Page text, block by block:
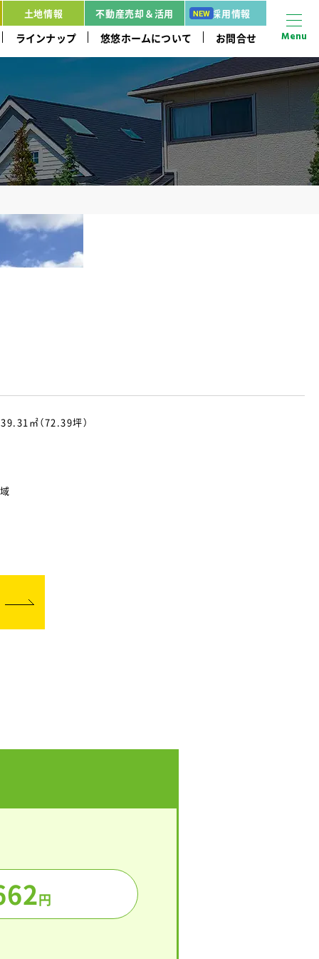
ラインナップ 悠悠ホームについて お問合せ
土地情報 不動産売却＆活用 採用情報
Menu
㎡（72.39坪）
円